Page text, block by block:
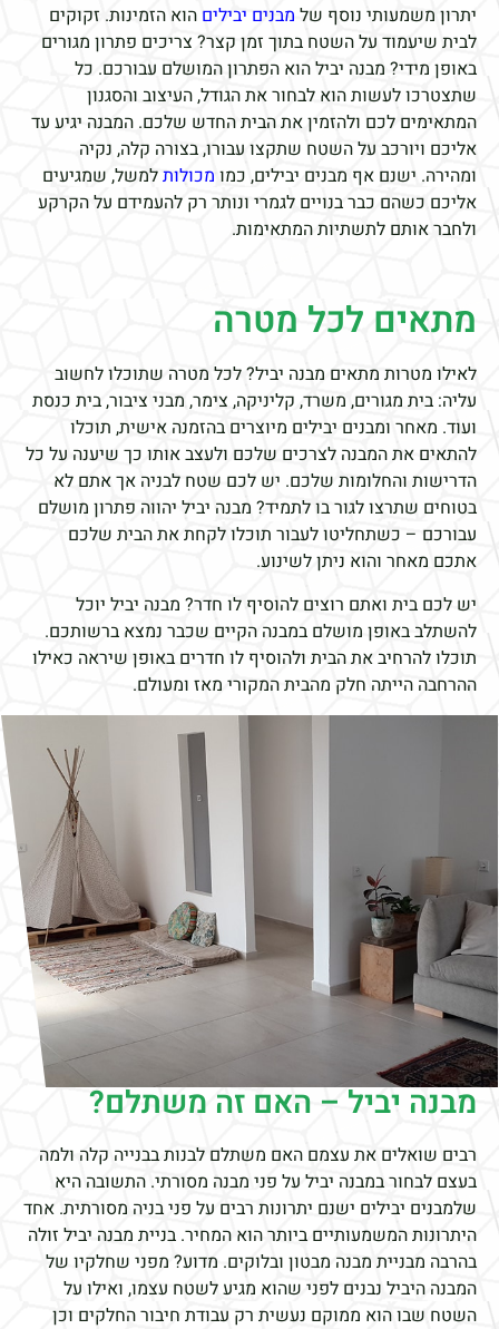
יתרון משמעותי נוסף של מבנים יבילים הוא הזמינות. זקוקים
לבית שיעמוד על השטח בתוך זמן קצר? צריכים פתרון מגורים
באופן מידי? מבנה יביל הוא הפתרון המושלם עבורכם. כל
שתצטרכו לעשות הוא לבחור את הגודל, העיצוב והסגנון
המתאימים לכם ולהזמין את הבית החדש שלכם. המבנה יגיע עד
אליכם ויורכב על השטח שתקצו עבורו, בצורה קלה, נקיה
ומהירה. ישנם אף מבנים יבילים, כמו מכולותלמשל, שמגיעים
אליכם כשהם כבר בנויים לגמרי ונותר רק להעמידם על הקרקע
ולחבר אותם לתשתיות המתאימות.
מתאים לכל מטרה
לאילו מטרות מתאים מבנה יביל? לכל מטרה שתוכלו לחשוב
עליה: בית מגורים, משרד, קליניקה, צימר, מבני ציבור, בית כנסת
ועוד. מאחר ומבנים יבילים מיוצרים בהזמנה אישית, תוכלו
להתאים את המבנה לצרכים שלכם ולעצב אותו כך שיענה על כל
הדרישות והחלומות שלכם. יש לכם שטח לבניה אך אתם לא
בטוחים שתרצו לגור בו לתמיד? מבנה יביל יהווה פתרון מושלם
עבורכם – כשתחליטו לעבור תוכלו לקחת את הבית שלכם
אתכם מאחר והוא ניתן לשינוע.
יש לכם בית ואתם רוצים להוסיף לו חדר? מבנה יביל יוכל
להשתלב באופן מושלם במבנה הקיים שכבר נמצא ברשותכם.
תוכלו להרחיב את הבית ולהוסיף לו חדרים באופן שיראה כאילו
ההרחבה הייתה חלק מהבית המקורי מאז ומעולם.
מבנה יביל – האם זה משתלם?
רבים שואלים את עצמם האם משתלם לבנות בבנייה קלה ולמה
בעצם לבחור במבנה יביל על פני מבנה מסורתי. התשובה היא
שלמבנים יבילים ישנם יתרונות רבים על פני בניה מסורתית. אחד
היתרונות המשמעותיים ביותר הוא המחיר. בניית מבנה יביל זולה
בהרבה מבניית מבנה מבטון ובלוקים. מדוע? מפני שחלקיו של
המבנה היביל נבנים לפני שהוא מגיע לשטח עצמו, ואילו על
השטח שבו הוא ממוקם נעשית רק עבודת חיבור החלקים וכן